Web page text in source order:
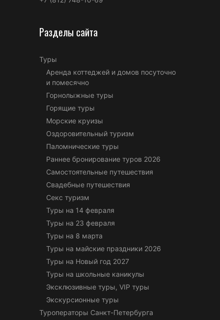
Разделы сайта
Туры
Аренда коттеджей и домов посуточно
и помесячно
Горнолыжные туры
Горящие туры
Морские круизы
Оздоровительный туризм
Паломнические туры
Раннее бронирование туров 2026
Самостоятельные путешествия
Свадебные путешествия
Секс туризм
Туры на 14 февраля
Туры на 23 февраля
Туры на 8 марта
Туры на майские праздники 2026
Туры на Новый год 2027
Туры на школьные каникулы
Эксклюзивные туры, VIP туры
Экскурсионные туры
Туроператоры Санкт-Петербурга